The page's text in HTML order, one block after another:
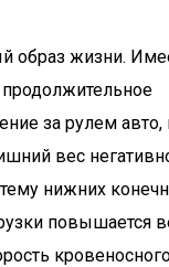
образ жизни.
продолжительное
за рулем авто,
вес
нижних
повышается